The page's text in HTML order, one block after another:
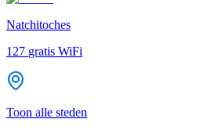
Natchitoches
127 gratis WiFi
Toon alle steden